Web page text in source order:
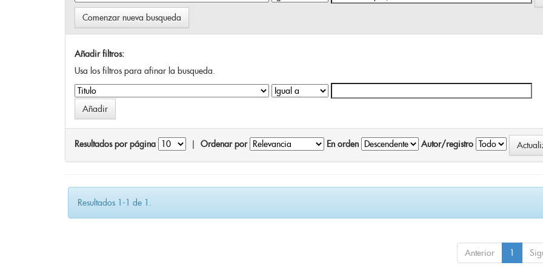
Comenzar nueva busqueda
Añadir filtros:
Usa los filtros para afinar la busqueda.
Resultados por página Ordenar por En orden Autor/registro
Resultados 1-1 de 1.
Anterior 1